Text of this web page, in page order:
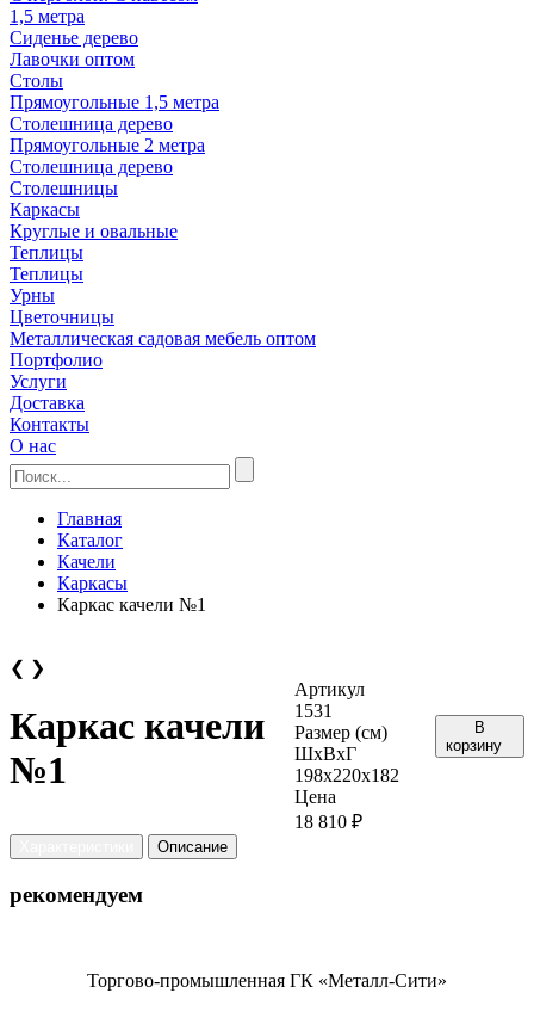
1,5 метра
Сиденье дерево
Лавочки оптом
Столы
Прямоугольные 1,5 метра
Столешница дерево
Прямоугольные 2 метра
Столешница дерево
Столешницы
Каркасы
Круглые и овальные
Теплицы
Теплицы
Урны
Цветочницы
Металлическая садовая мебель оптом
Портфолио
Услуги
Доставка
Контакты
О нас
Главная
Каталог
Качели
Каркасы
Каркас качели №1
❮ ❯
Каркас качели
№1
Артикул
1531
Размер (см)
ШхВхГ
198х220х182
Цена
18 810 ₽
В
корзину
Описание
рекомендуем
Торгово-промышленная ГК «Металл-Сити»